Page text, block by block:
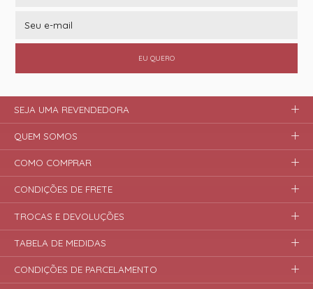
EU QUERO
SEJA UMA REVENDEDORA
QUEM SOMOS
COMO COMPRAR
CONDIÇÕES DE FRETE
TROCAS E DEVOLUÇÕES
TABELA DE MEDIDAS
CONDIÇÕES DE PARCELAMENTO